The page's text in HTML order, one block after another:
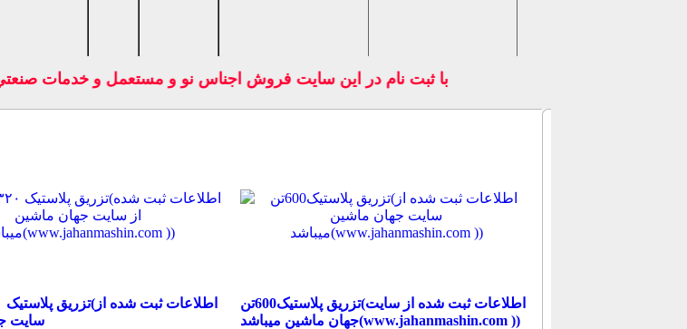
با ثبت نام در اين سايت فروش اجناس نو و مستعمل و خدمات
سایت
تزریق پلاستیک600تن(اطلاعات ثبت شده از سایت
جهان ماشین میباشد(www.jahanmashin.com ))